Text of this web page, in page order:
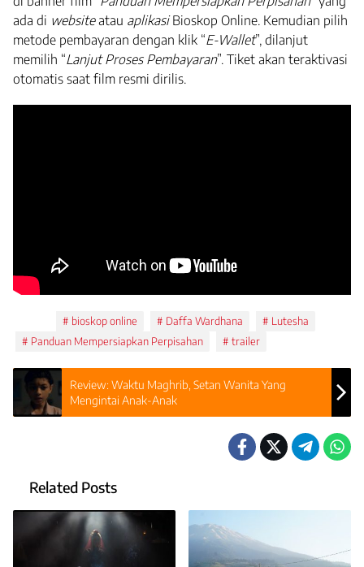
ada di websiteatau aplikasiBioskop Online. Kemudian pilih
metode pembayaran dengan klik “E-Wallet”, dilanjut
memilih “Lanjut Proses Pembayaran”. Tiket akan teraktivasi
otomatis saat film resmi dirilis.
bioskop online Daffa Wardhana
Lutesha
Panduan Mempersiapkan Perpisahan
trailer
Review: Waktu Maghrib, Setan Wanita Yang
Mengintai Anak-Anak
Related Posts